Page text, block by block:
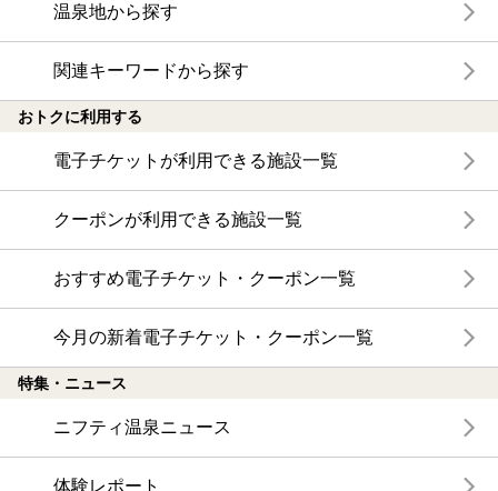
温泉地から探す
関連キーワードから探す
おトクに利用する
電子チケットが利用できる施設一覧
クーポンが利用できる施設一覧
おすすめ電子チケット・クーポン一覧
今月の新着電子チケット・クーポン一覧
特集・ニュース
ニフティ温泉ニュース
体験レポート